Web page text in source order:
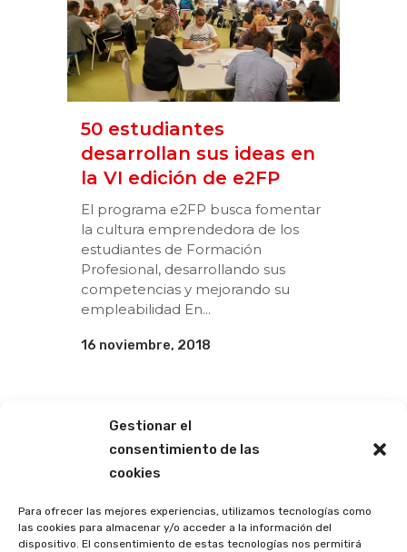
Gestionar el
consentimiento de las
cookies
Para ofrecer las mejores experiencias, utilizamos tecnologías como
las cookies para almacenar y/o acceder a la información del
dispositivo. El consentimiento de estas tecnologías nos permitirá
50 estudiantes
desarrollan sus ideas en
la VI edición de e2FP
El programa e2FP busca fomentar
la cultura emprendedora de los
estudiantes de Formación
Profesional, desarrollando sus
competencias y mejorando su
empleabilidad En...
16 noviembre, 2018